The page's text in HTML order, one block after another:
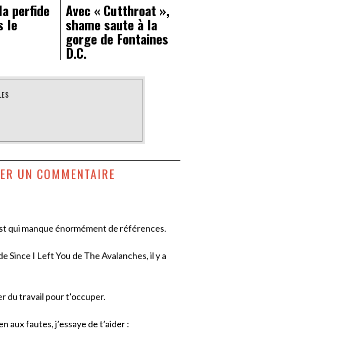
perfide
le
Avec « Cutthroat »,
shame saute à la
gorge de Fontaines
D.C.
UN COMMENTAIRE
qui manque énormément de références.
Since I Left You de The Avalanches, il y a
du travail pour t’occuper.
aux fautes, j’essaye de t’aider :